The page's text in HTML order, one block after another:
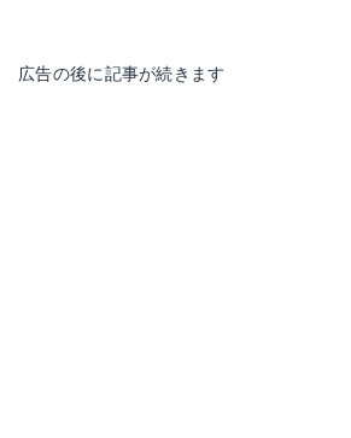
広告の後に記事が続きます